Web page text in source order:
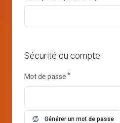
Sécurité du compte
Mot de passe
Générer un mot de passe